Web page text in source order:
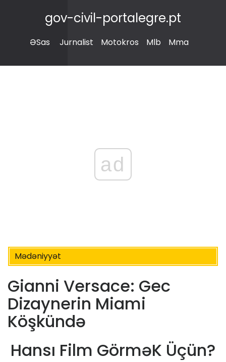
gov-civil-portalegre.pt
ƏSas Jurnalist Motokros Mlb Mma
ad
Mədəniyyət
Gianni Versace: Gec
Dizaynerin Miami
Köşkündə
Hansı Film GörməK Üçün?